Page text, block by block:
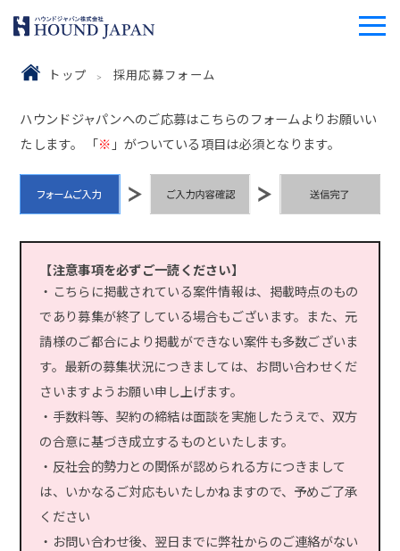
トップ 採用応募フォーム
ハウンドジャパンへのご応募はこちらのフォームよりお願いい
たします。 「※ 」がついている項目は必須となります。
【注意事項を必ずご一読ください】
・こちらに掲載されている案件情報は、掲載時点のもの
であり募集が終了している場合もございます。また、元
請様のご都合により掲載ができない案件も多数ございま
す。最新の募集状況につきましては、お問い合わせくだ
さいますようお願い申し上げます。
・手数料等、契約の締結は面談を実施したうえで、双方
の合意に基づき成立するものといたします。
・反社会的勢力との関係が認められる方につきまして
は、いかなるご対応もいたしかねますので、予めご了承
ください
・お問い合わせ後、翌日までに弊社からのご連絡がない